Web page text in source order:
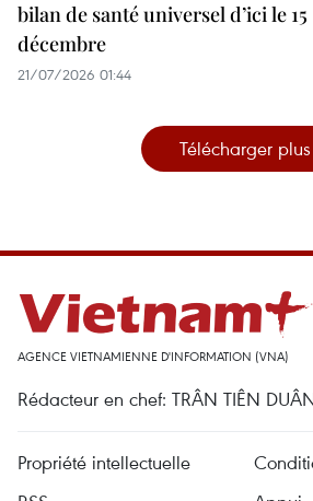
bilan de santé universel d’ici le 15
décembre
21/07/2026 01:44
Télécharger plus
AGENCE VIETNAMIENNE D'INFORMATION (VNA)
Rédacteur en chef: TRÂN TIÊN
Propriété intellectuelle